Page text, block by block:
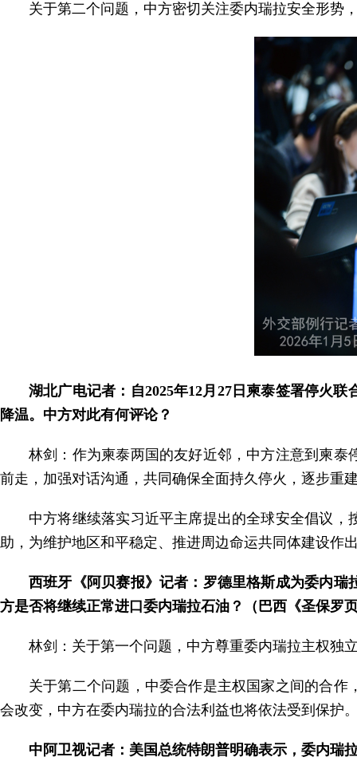
关于第二个问题，中方密切关注委内瑞拉安全形势
湖北广电记者：自2025年12月27日柬泰签署停火
降温。中方对此有何评论？
林剑：作为柬泰两国的友好近邻，中方注意到柬
前走，加强对话沟通，共同确保全面持久停火，逐步重
中方将继续落实习近平主席提出的全球安全倡议
助，为维护地区和平稳定、推进周边命运共同体建设作
西班牙《阿贝赛报》记者：罗德里格斯成为委内
方是否将继续正常进口委内瑞拉石油？（巴西《圣保罗
林剑：关于第一个问题，中方尊重委内瑞拉主权独
关于第二个问题，中委合作是主权国家之间的合
会改变，中方在委内瑞拉的合法利益也将依法受到保护
中阿卫视记者：美国总统特朗普明确表示，委内瑞